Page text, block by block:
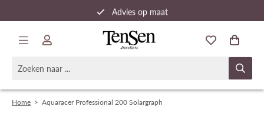
Advies op maat
Snelle verzending
Home > Aquaracer Professional 200 Solargraph